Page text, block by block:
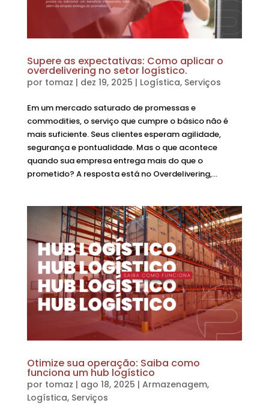
Supere as expectativas: Como aplicar o
overdelivering no setor logístico.
por tomaz | dez 19, 2025 | Logística, Serviços
Em um mercado saturado de promessas e
commodities, o serviço que cumpre o básico não é
mais suficiente. Seus clientes esperam agilidade,
segurança e pontualidade. Mas o que acontece
quando sua empresa entrega mais do que o
prometido? A resposta está no Overdelivering,...
Otimize sua operação: Saiba como
funciona um hub logístico
por tomaz | ago 18, 2025 | Armazenagem,
Logística, Serviços